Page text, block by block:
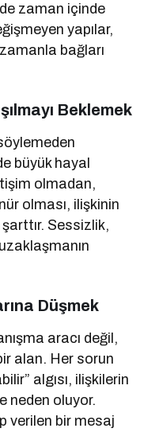
zaman içinde
yapılar,
bağları
Beklemek
büyük hayal
olmadan,
olması, ilişkinin
Sessizlik,
Düşmek
aracı değil,
alan. Her sorun
algısı, ilişkilerin
neden oluyor.
verilen bir mesaj